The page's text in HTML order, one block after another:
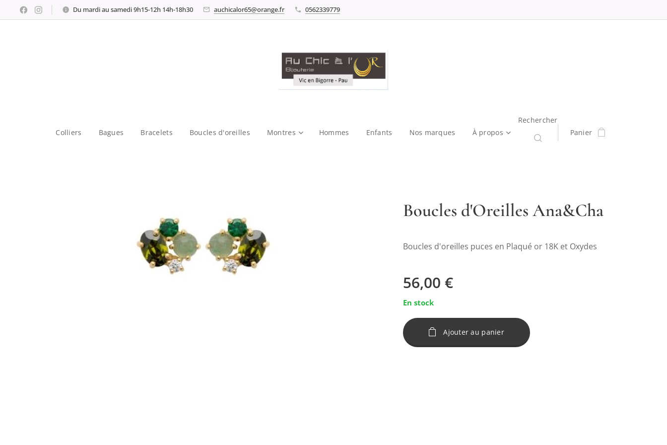
Du mardi au samedi 9h15-12h 14h-18h30 auchicalor65@orange.fr 0562339779
Colliers Bagues Bracelets Boucles d'oreilles Montres Hommes Enfants Nos marques À propos
Rechercher
Panier
Boucles d'Oreilles Ana&Cha
Boucles d'oreilles puces en Plaqué or 18K et Oxydes
56,00 €
En stock
Ajouter au panier